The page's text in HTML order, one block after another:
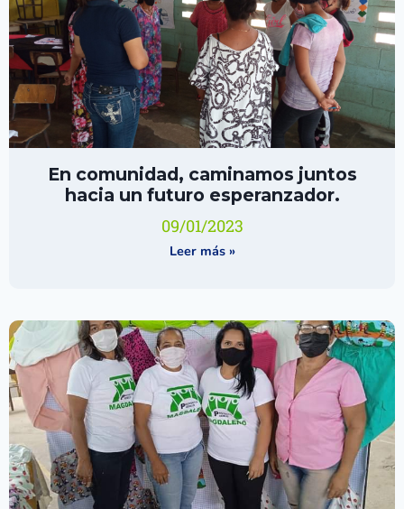
En comunidad, caminamos juntos
hacia un futuro esperanzador.
09/01/2023
Leer más »